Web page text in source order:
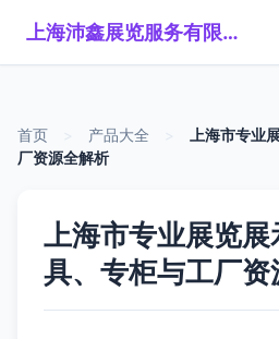
上海沛鑫展览服务有限公司
首页 产品大全
上海市专业
厂资源全解析
上海市专业展览展
具、专柜与工厂资